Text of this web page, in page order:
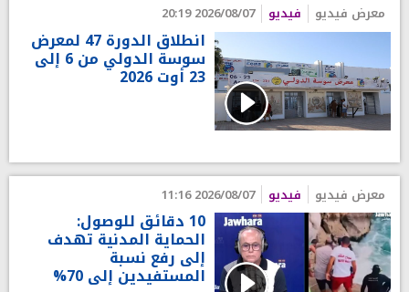
معرض فيديو فيديو 2026/08/07 20:19
انطلاق الدورة 47 لمعرض
سوسة الدولي من 6 إلى
23 أوت 2026
معرض فيديو فيديو 2026/08/07 11:16
10 دقائق للوصول:
الحماية المدنية تهدف
إلى رفع نسبة
المستفيدين إلى 70%